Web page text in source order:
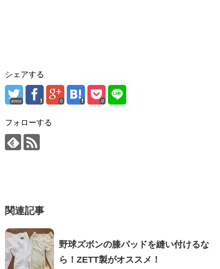
シェアする
error 0 0
フォローする
関連記事
野球ズボンの膝パッドを縫い付けるな
ら！ZETT製がオススメ！